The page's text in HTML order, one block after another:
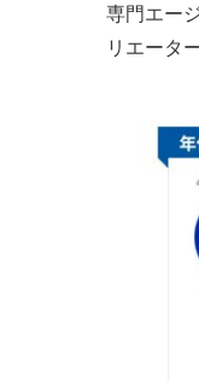
専門エー
リエータ